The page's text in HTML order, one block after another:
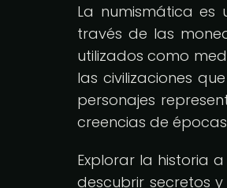
La numismática es
través de las
utilizados como
las civilizaciones
personajes
creencias de
Explorar la historia
descubrir secretos